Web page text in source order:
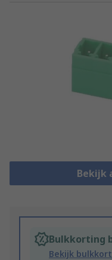
Bekijk
Bulkkorting
Bekijk